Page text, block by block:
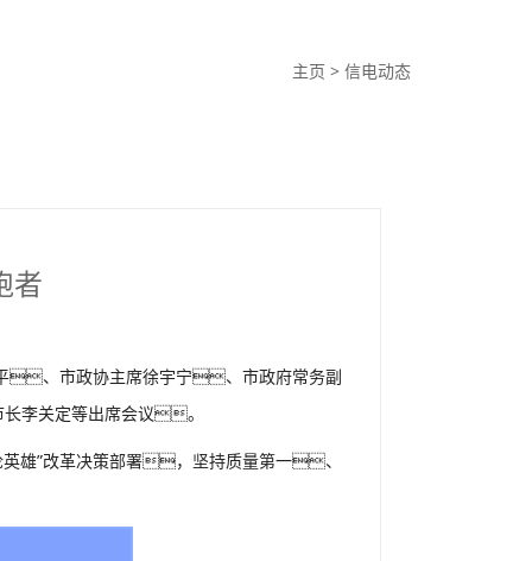
主页 > 信电动态
者
、市政协主席徐宇宁、市政府常务副
李关定等出席会议。
雄”改革决策部署，坚持质量第一、